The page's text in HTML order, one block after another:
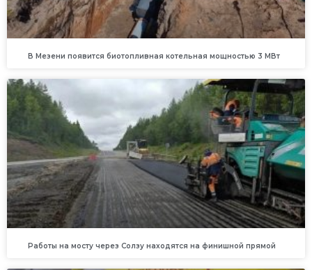
В Мезени появится биотопливная котельная мощностью 3 МВт
Работы на мосту через Солзу находятся на финишной прямой